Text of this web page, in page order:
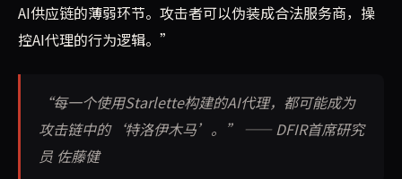
AI供应链的薄弱环节。攻击者可以伪装成合法服务商，操
控AI代理的行为逻辑。”
“每一个使用Starlette构建的AI代理，都可能成为
攻击链中的‘特洛伊木马’。” —— DFIR首席研究
员 佐藤健